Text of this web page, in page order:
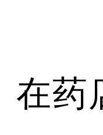
在药